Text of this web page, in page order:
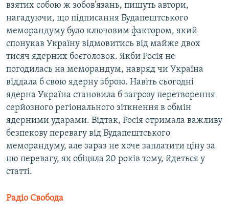
взятих собою ж зобов’язань, пишуть автори,
нагадуючи, що підписання Будапештського
меморандуму було ключовим фактором, який
спонукав Україну відмовитись від майже двох
тисяч ядерних боєголовок. Якби Росія не
погодилась на меморандум, навряд чи Україна
віддала б свою ядерну зброю. Навіть сьогодні
ядерна Україна становила б загрозу перетворення
серйозного регіонального зіткнення в обмін
ядерними ударами. Відтак, Росія отримала важливу
безпекову перевагу від Будапештського
меморандуму, але зараз не хоче заплатити ціну за
цю перевагу, як обіцяла 20 років тому, йдеться у
статті.
Радіо Свобода